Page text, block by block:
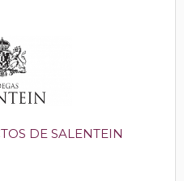
DE SALENTEIN